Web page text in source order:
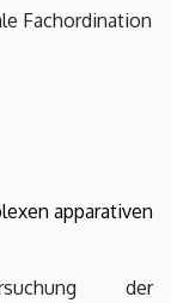
Fachordination
apparativen
der